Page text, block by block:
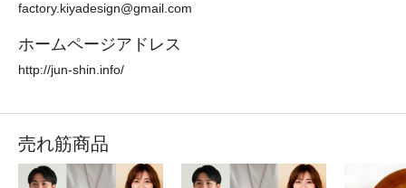
factory.kiyadesign@gmail.com
ホームページアドレス
http://jun-shin.info/
売れ筋商品